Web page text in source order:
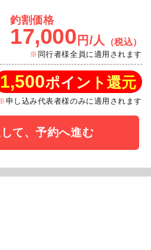
釣割価格
17,000 円/人 （税込）
同行者様全員に適用されます
1,500ポイント還元
申し込み代表者様のみに適用されます
て、予約へ進む